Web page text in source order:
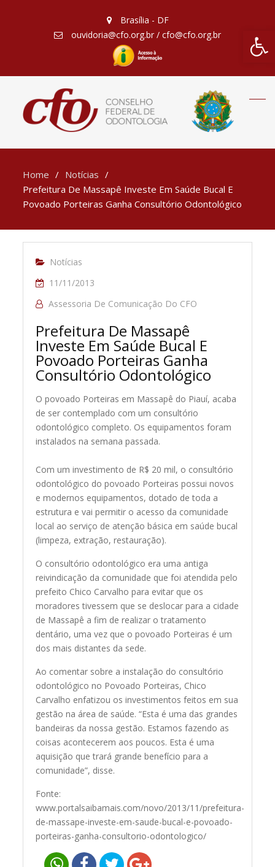
Barra
Brasília - DF
ouvidoria@cfo.org.br / cfo@cfo.org.br
Home
Notícias
Prefeitura De Massapê Investe Em Saúde Bucal E
Povoado Porteiras Ganha Consultório Odontológico
Notícias
11/11/2013
Assessoria De Comunicação Do CFO
Prefeitura De Massapê
Investe Em Saúde Bucal E
Povoado Porteiras Ganha
Consultório Odontológico
O povoado Porteiras em Massapê do Piauí, acaba
de ser contemplado com um consultório
odontológico completo. Os equipamentos foram
instalados na semana passada.
Com um investimento de R$ 20 mil, o consultório
odontológico do povoado Porteiras possui novos
e modernos equipamentos, dotado de toda a
estrutura e vai permitir o acesso da comunidade
local ao serviço de atenção básica em saúde bucal
(limpeza, extração, restauração).
O consultório odontológico era uma antiga
reivindicação da comunidade que foi atendida pelo
prefeito Chico Carvalho para evitar que os
moradores tivessem que se deslocar para a cidade
de Massapê a fim de realizar o tratamento
dentário, uma vez que o povoado Porteiras é um
dos mais distantes da sede.
Ao comentar sobre a instalação do consultório
odontológico no Povoado Porteiras, Chico
Carvalho enfatizou os investimentos feitos em sua
gestão na área de saúde. “Esta é uma das grandes
bandeiras da nossa gestão. Estamos fazendo as
coisas acontecerem aos poucos. Esta é uma
aquisição que trará grande benefício para a
comunidade”, disse.
Fonte:
www.portalsaibamais.com/novo/2013/11/prefeitura-
de-massape-investe-em-saude-bucal-e-povoado-
porteiras-ganha-consultorio-odontologico/